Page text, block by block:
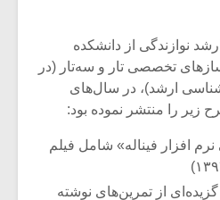
نوازندگی از دانشکده
تخصصی تار و سه‌تار (در
ارشد)، در سال‌های
زیر را منتشر نموده بود:
افزار فیناله» شامل فیلم
از تمرین‌های نوشته